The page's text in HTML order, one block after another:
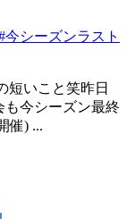
今シーズンラスト
短いこと笑昨日
も今シーズン最終
催) ...